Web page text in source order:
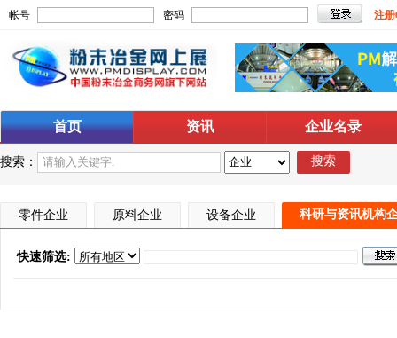
帐号 密码 注
首页 资讯 企业名录
搜索： 搜索
零件企业 原料企业 设备企业 科研与资讯机构
快速筛选: